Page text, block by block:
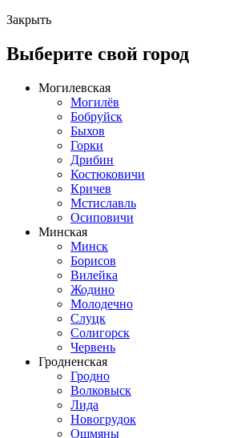
Закрыть
Выберите свой город
Могилевская
Могилёв
Бобруйск
Быхов
Горки
Дрибин
Костюковичи
Кричев
Мстиславль
Осиповичи
Минская
Минск
Борисов
Вилейка
Жодино
Молодечно
Слуцк
Солигорск
Червень
Гродненская
Гродно
Волковыск
Лида
Новогрудок
Ошмяны